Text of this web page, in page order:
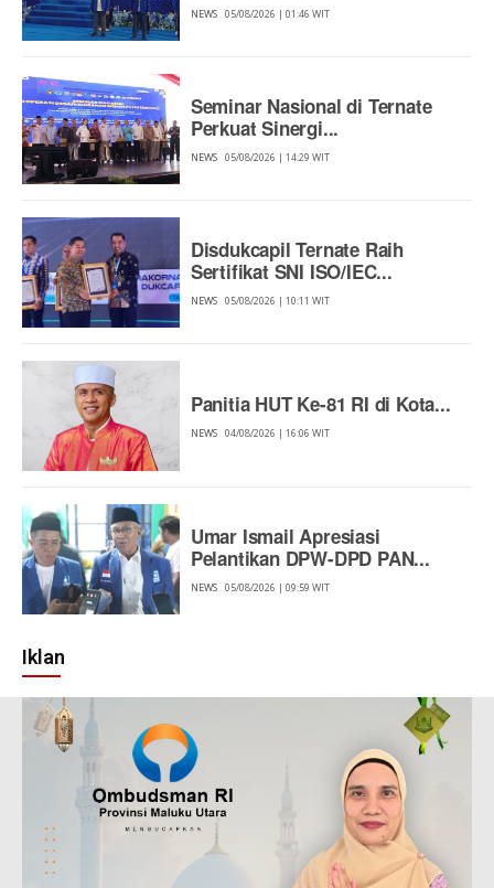
NEWS 05/08/2026 | 01:46 WIT
Seminar Nasional di Ternate
Perkuat Sinergi...
NEWS 05/08/2026 | 14:29 WIT
Disdukcapil Ternate Raih
Sertifikat SNI ISO/IEC...
NEWS 05/08/2026 | 10:11 WIT
Panitia HUT Ke-81 RI di Kota...
NEWS 04/08/2026 | 16:06 WIT
Umar Ismail Apresiasi
Pelantikan DPW-DPD PAN...
NEWS 05/08/2026 | 09:59 WIT
Iklan